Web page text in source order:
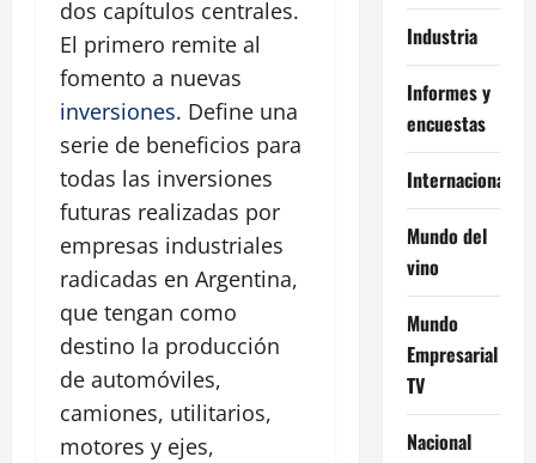
dos capítulos centrales.
El primero remite al
fomento a nuevas
inversiones. Define una
serie de beneficios para
todas las inversiones
futuras realizadas por
empresas industriales
radicadas en Argentina,
que tengan como
destino la producción
de automóviles,
camiones, utilitarios,
motores y ejes,
Industria
Informes y
encuestas
Internacional
Mundo del
vino
Mundo
Empresarial
TV
Nacional